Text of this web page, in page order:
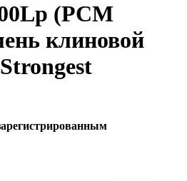
(РСМ
клиновой